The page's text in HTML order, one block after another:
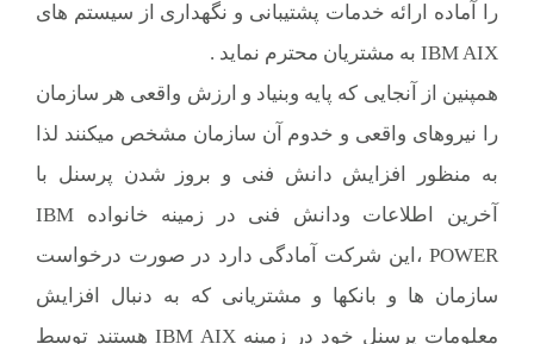
را آماده ارائه خدمات پشتیبانی و نگهداری از سیستم های
IBM AIX به مشتریان محترم نماید .
همپنین از آنجایی که پایه وبنیاد و ارزش واقعی هر سازمان
را نیروهای واقعی و خدوم آن سازمان مشخص میکنند لذا
به منظور افزایش دانش فنی و بروز شدن پرسنل با
آخرین اطلاعات ودانش فنی در زمینه خانواده IBM
POWER ،این شرکت آمادگی دارد در صورت درخواست
سازمان ها و بانکها و مشتریانی که به دنبال افزایش
معلومات پرسنل خود در زمینه IBM AIX هستند توسط